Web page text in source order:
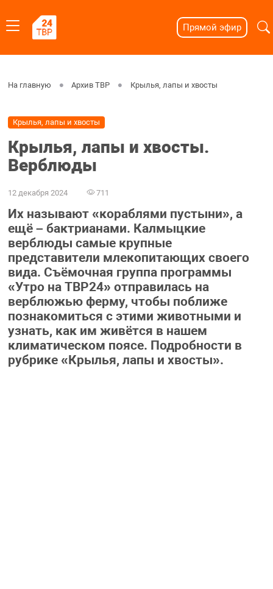
Прямой эфир
На главную Архив ТВР Крылья, лапы и хвосты
Крылья, лапы и хвосты
Крылья, лапы и хвосты.
Верблюды
12 декабря 2024 711
Их называют «кораблями пустыни», а
ещё – бактрианами. Калмыцкие
верблюды самые крупные
представители млекопитающих своего
вида. Съёмочная группа программы
«Утро на ТВР24» отправилась на
верблюжью ферму, чтобы поближе
познакомиться с этими животными и
узнать, как им живётся в нашем
климатическом поясе. Подробности в
рубрике «Крылья, лапы и хвосты».